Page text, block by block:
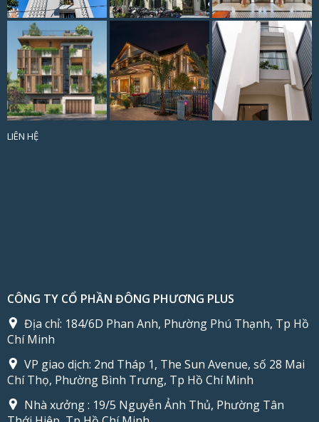
LIÊN HỆ
CÔNG TY CỔ PHẦN ĐÔNG PHƯƠNG PLUS
Địa chỉ: 184/6D Phan Anh, Phường Phú Thạnh, Tp Hồ
Chí Minh
VP giao dịch: 2nd Tháp 1, The Sun Avenue, số 28 Mai
Chí Thọ, Phường Bình Trưng, Tp Hồ Chí Minh
Nhà xưởng : 19/5 Nguyễn Ảnh Thủ, Phường Tân